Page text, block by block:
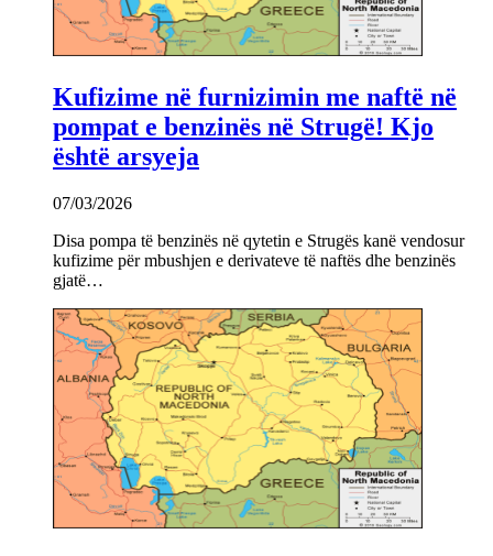
Kufizime në furnizimin me naftë në
pompat e benzinës në Strugë! Kjo
është arsyeja
07/03/2026
Disa pompa të benzinës në qytetin e Strugës kanë vendosur
kufizime për mbushjen e derivateve të naftës dhe benzinës
gjatë…